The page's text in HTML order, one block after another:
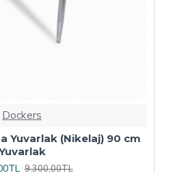
Dockers
Masası (Werzalit,
Tablalı 80X80) -
Mermer